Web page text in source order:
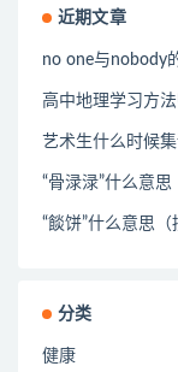
近期文章
no one与nobody
高中地理学习方
艺术生什么时候
“骨渌渌”什么意思
“餤饼”什么意思（
分类
健康